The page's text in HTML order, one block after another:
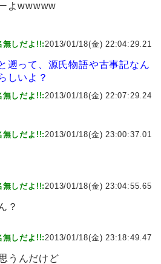
よwwwww
無しだよ!!:2013/01/18(金) 22:04:29.21
遡って、源氏物語や古事記なん
しいよ？
無しだよ!!:2013/01/18(金) 22:07:29.24
無しだよ!!:2013/01/18(金) 23:00:37.01
無しだよ!!:2013/01/18(金) 23:04:55.65
？
無しだよ!!:2013/01/18(金) 23:18:49.47
うんだけど